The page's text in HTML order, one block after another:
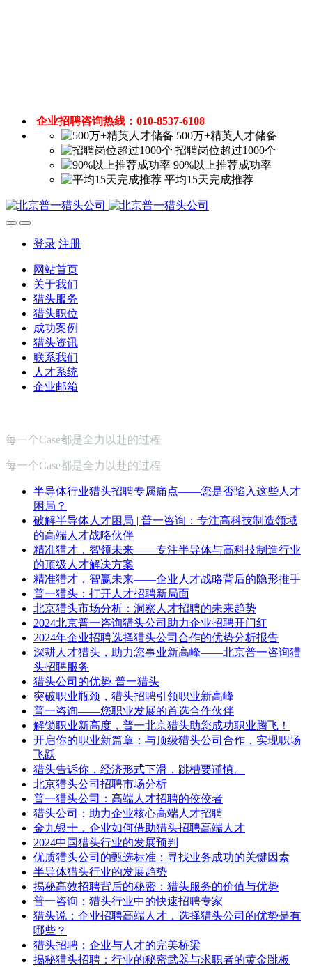
企业招聘咨询热线：010-8537-6108
500万+精英人才储备
招聘岗位超过1000个
90%以上推荐成功率
平均15天完成推荐
登录 注册
网站首页
关于我们
猎头服务
猎头职位
成功案例
猎头资讯
联系我们
人才系统
企业邮箱
每一个Case都是全力以赴的过程
每一个Case都是全力以赴的过程
半导体行业猎头招聘专属痛点——您是否陷入这些人才
困局？
破解半导体人才困局 | 普一咨询：专注高科技制造领域
的高端人才战略伙伴
精准猎才，智领未来——专注半导体与高科技制造行业
的顶级人才解决方案
精准猎才，智赢未来——企业人才战略背后的隐形推手
普一猎头：打开人才招聘新局面
北京猎头市场分析：洞察人才招聘的未来趋势
2024北京普一咨询猎头公司助力企业招聘开门红
2024年企业招聘选择猎头公司合作的优势分析报告
深耕人才猎头，助力您事业新高峰——北京普一咨询猎
头招聘服务
猎头公司的优势-普一猎头
突破职业瓶颈，猎头招聘引领职业新高峰
普一咨询——您职业发展的首选合作伙伴
解锁职业新高度，普一北京猎头助您成功职业腾飞！
开启你的职业新篇章：与顶级猎头公司合作，实现职场
飞跃
猎头告诉你，经济形式下滑，跳槽要谨慎。
北京猎头公司招聘市场分析
普一猎头公司：高端人才招聘的佼佼者
猎头公司：助力企业核心高端人才招聘
金九银十，企业如何借助猎头招聘高端人才
2024中国猎头行业的发展预判
​优质猎头公司的甄选标准：寻找业务成功的关键因素
半导体猎头行业的发展趋势
揭秘高效招聘背后的秘密：猎头服务的价值与优势
普一咨询：猎头行业中的快速招聘专家
猎头说：企业招聘高端人才，选择猎头公司的优势是有
哪些？
猎头招聘：企业与人才的完美桥梁
揭秘猎头招聘：行业的秘密武器与求职者的黄金跳板